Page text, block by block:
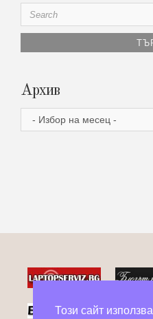
Search
for:
Архив
Архив
Този сайт използва